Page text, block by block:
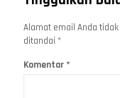
Alamat email Anda
ditandai *
Komentar *